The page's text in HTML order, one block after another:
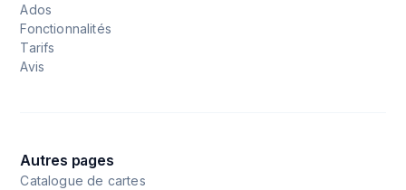
Ados
Fonctionnalités
Tarifs
Avis
Autres pages
Catalogue de cartes